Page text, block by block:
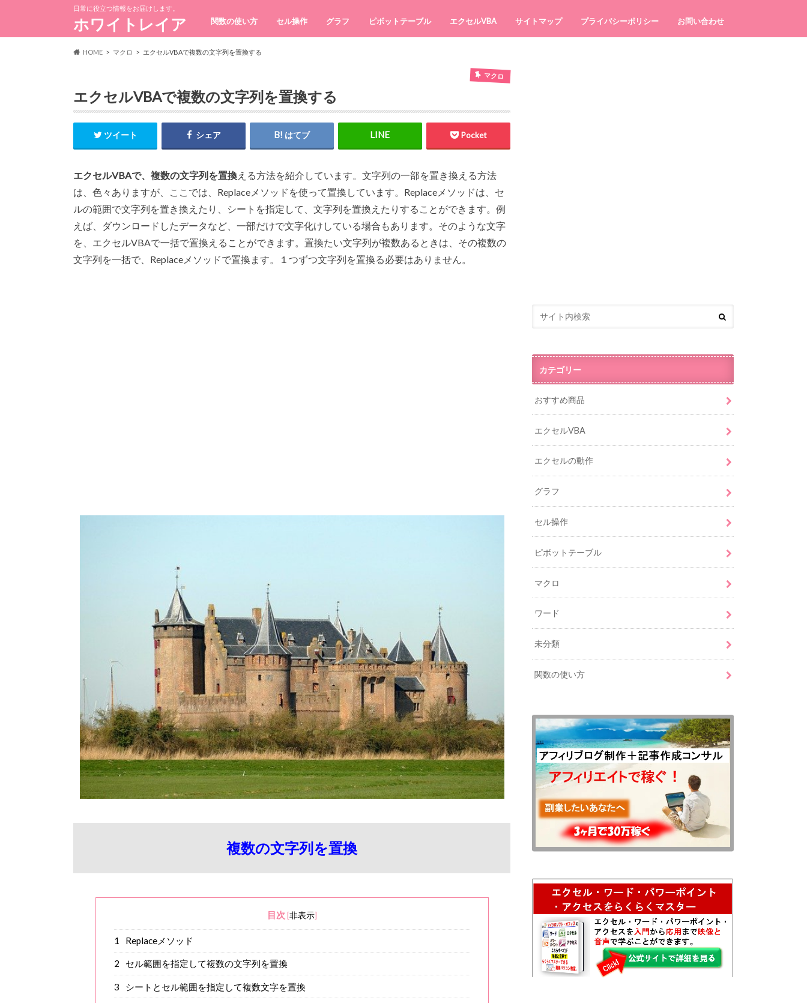
日常に役立つ情報をお届けします。
ホワイトレイア 関数の使い方 セル操作 グラフ ピボットテーブル エクセルVBA サイトマップ プライバシーポリシー お問い合わせ
HOME マクロ エクセルVBAで複数の文字列を置換する
マクロ
エクセルVBAで複数の文字列を置換する
ツイート シェア はてブ Pocket
エクセルVBAで、複数の文字列を置換える方法を紹介しています。文字列の一部を置き換える方法
は、色々ありますが、ここでは、Replaceメソッドを使って置換しています。Replaceメソッドは、セ
ルの範囲で文字列を置き換えたり、シートを指定して、文字列を置換えたりすることができます。例
えば、ダウンロードしたデータなど、一部だけで文字化けしている場合もあります。そのような文字
を、エクセルVBAで一括で置換えることができます。置換たい文字列が複数あるときは、その複数の
文字列を一括で、Replaceメソッドで置換ます。１つずつ文字列を置換る必要はありません。
複数の文字列を置換
目次 [非表示]
1 Replaceメソッド
2 セル範囲を指定して複数の文字列を置換
3 シートとセル範囲を指定して複数文字を置換
カテゴリー
おすすめ商品
エクセルVBA
エクセルの動作
グラフ
セル操作
ピボットテーブル
マクロ
ワード
未分類
関数の使い方